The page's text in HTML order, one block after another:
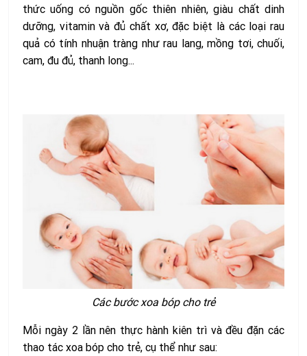
thức uống có nguồn gốc thiên nhiên, giàu chất dinh
dưỡng, vitamin và đủ chất xơ, đặc biệt là các loại rau
quả có tính nhuận tràng như rau lang, mồng tơi, chuối,
cam, đu đủ, thanh long...
Các bước xoa bóp cho trẻ
Mỗi ngày 2 lần nên thực hành kiên trì và đều đặn các
thao tác xoa bóp cho trẻ, cụ thể như sau: